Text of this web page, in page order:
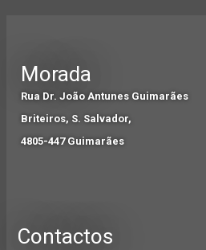
Morada
Rua Dr. João Antunes Guimarães
Briteiros, S. Salvador,
4805-447 Guimarães
Contactos